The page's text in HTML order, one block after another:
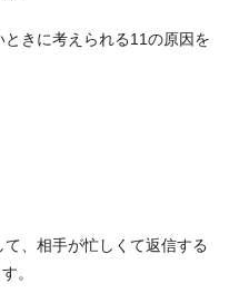
きに考えられる11の原因を
、相手が忙しくて返信する
。